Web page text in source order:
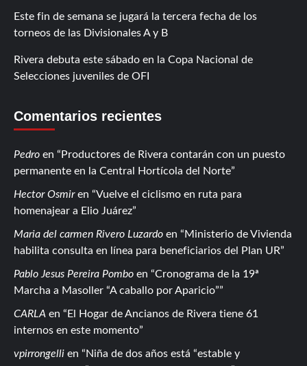
Este fin de semana se jugará la tercera fecha de los
torneos de las Divisionales A y B
Rivera debuta este sábado en la Copa Nacional de
Selecciones juveniles de OFI
Comentarios recientes
Pedro en
Productores de Rivera contarán con un puesto
permanente en la Central Hortícola del Norte
Hector Osmiren
Vuelve el ciclismo en ruta para
homenajear a Elio Juárez
Maria del carmen Rivero Luzardo en
Ministerio de Vivienda
habilita consulta en línea para beneficiarios del Plan UR
Pablo Jesus Pereira Pombo en
Cronograma de la 19ª
Marcha a Masoller “A caballo por Aparicio”
CARLA en
El Hogar de Ancianos de Rivera tiene 61
internos en este momento
vpirrongelli en
Niña de dos años está “estable y